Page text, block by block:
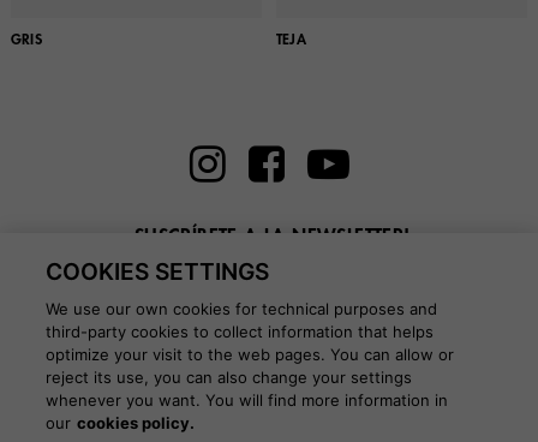
GRIS TEJA
¡SUSCRÍBETE A LA NEWSLETTER!
Introduce aquí tu email
COOKIES SETTINGS
We use our own cookies for technical purposes and
third-party cookies to collect information that helps
optimize your visit to the web pages. You can allow or
reject its use, you can also change your settings
whenever you want. You will find more information in
our cookies policy.